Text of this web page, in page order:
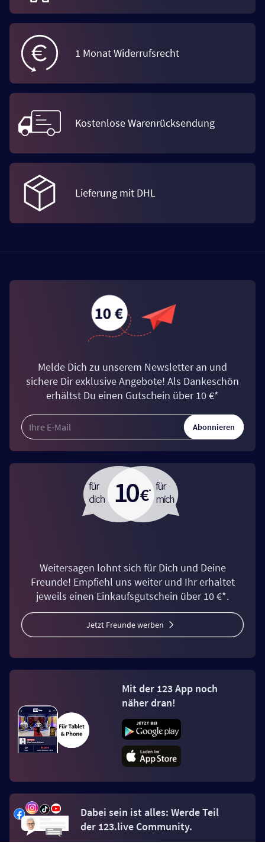
1 Monat Widerrufsrecht
Kostenlose Warenrücksendung
Lieferung mit DHL
Melde Dich zu unserem Newsletter an und
sichere Dir exklusive Angebote! Als Dankeschön
erhältst Du einen Gutschein über 10 €*
Abonnieren
Weitersagen lohnt sich für Dich und Deine
Freunde! Empfiehl uns weiter und Ihr erhaltet
jeweils einen Einkaufsgutschein über 10 €*.
Jetzt Freunde werben
Mit der 123 App noch
näher dran!
Dabei sein ist alles: Werde Teil
der 123.live Community.